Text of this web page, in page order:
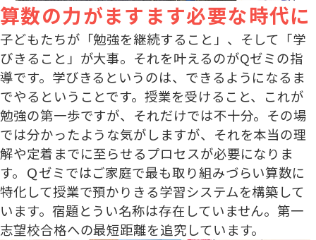
算数の力がますます必要な時代に
子どもたちが「勉強を継続すること」、そして「学
びきること」が大事。それを叶えるのがQゼミの指
導です。学びきるというのは、できるようになるま
でやるということです。授業を受けること、これが
勉強の第一歩ですが、それだけでは不十分。その場
では分かったような気がしますが、それを本当の理
解や定着までに至らせるプロセスが必要になりま
す。Ｑゼミではご家庭で最も取り組みづらい算数に
特化して授業で預かりきる学習システムを構築して
います。宿題とうい名称は存在していません。第一
志望校合格への最短距離を追究しています。